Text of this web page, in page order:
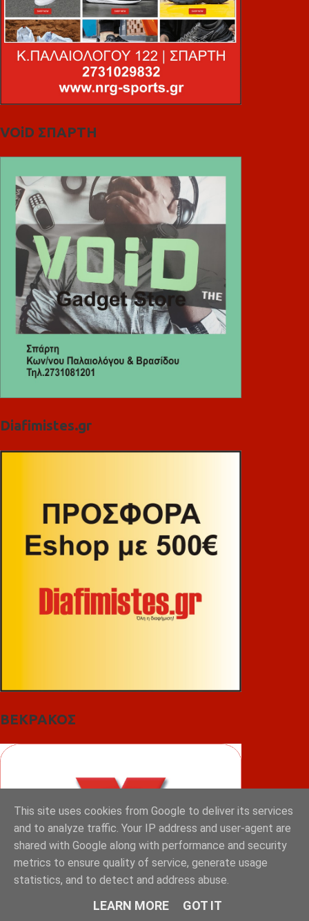
VOiD ΣΠΑΡΤΗ
Diafimistes.gr
ΒΕΚΡΑΚΟΣ
This site uses cookies from Google to deliver its services
and to analyze traffic. Your IP address and user-agent are
shared with Google along with performance and security
metrics to ensure quality of service, generate usage
statistics, and to detect and address abuse.
LEARN MORE GOT IT